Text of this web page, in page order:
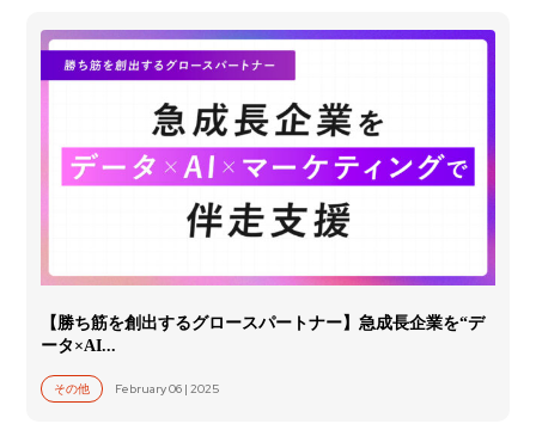
【勝ち筋を創出するグロースパートナー】急成長企業を“デ
ータ×AI...
その他 February 06 | 2025